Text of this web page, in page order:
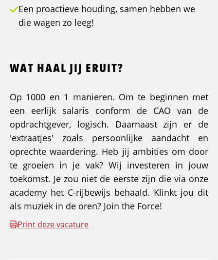
Een proactieve houding, samen hebben we
die wagen zo leeg!
WAT HAAL JIJ ERUIT?
Op 1000 en 1 manieren. Om te beginnen met
een eerlijk salaris conform de CAO van de
opdrachtgever, logisch. Daarnaast zijn er de
'extraatjes' zoals persoonlijke aandacht en
oprechte waardering. Heb jij ambities om door
te groeien in je vak? Wij investeren in jouw
toekomst. Je zou niet de eerste zijn die via onze
academy het C-rijbewijs behaald. Klinkt jou dit
als muziek in de oren? Join the Force!
Print deze vacature